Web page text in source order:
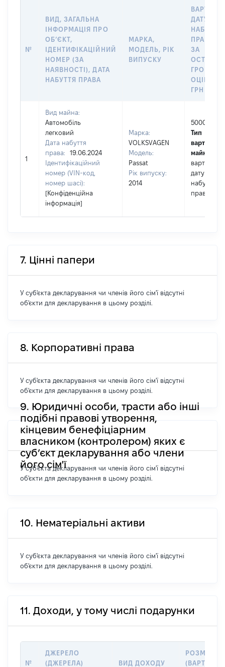
№
ВИД, ЗАГАЛЬНА
ІНФОРМАЦІЯ ПРО
ОБʼЄКТ,
ІДЕНТИФІКАЦІЙНИЙ
НОМЕР (ЗА
НАЯВНОСТІ), ДАТА
НАБУТТЯ ПРАВА
МАРКА,
МОДЕЛЬ, РІК
ВИПУСКУ
ДАТУ
НАБУТТЯ
ПРАВА
ЗА
ГРН
1
Вид майна:
Автомобіль
легковий
Дата набуття
права:
19.06.2024
Ідентифікаційний
номер (VIN-код,
номер шасі):
[Конфіденційна
інформація]
Марка:
VOLKSVAGEN
Модель:
Passat
Рік випуску:
2014
500000
Тип
вартості
майна:
вартість
дату
набуття
права
7. Цінні папери
У суб'єкта декларування чи членів його сім'ї відсутні
об'єкти для декларування в цьому розділі.
8. Корпоративні права
У суб'єкта декларування чи членів його сім'ї відсутні
об'єкти для декларування в цьому розділі.
9. Юридичні особи, трасти або інші
подібні правові утворення,
кінцевим бенефіціарним
власником (контролером) яких є
суб’єкт декларування або члени
його сім'ї
У суб'єкта декларування чи членів його сім'ї відсутні
об'єкти для декларування в цьому розділі.
10. Нематеріальні активи
У суб'єкта декларування чи членів його сім'ї відсутні
об'єкти для декларування в цьому розділі.
11. Доходи, у тому числі подарунки
№
ДЖЕРЕЛО
(ДЖЕРЕЛА)
ВИД ДОХОДУ
РОЗМІР